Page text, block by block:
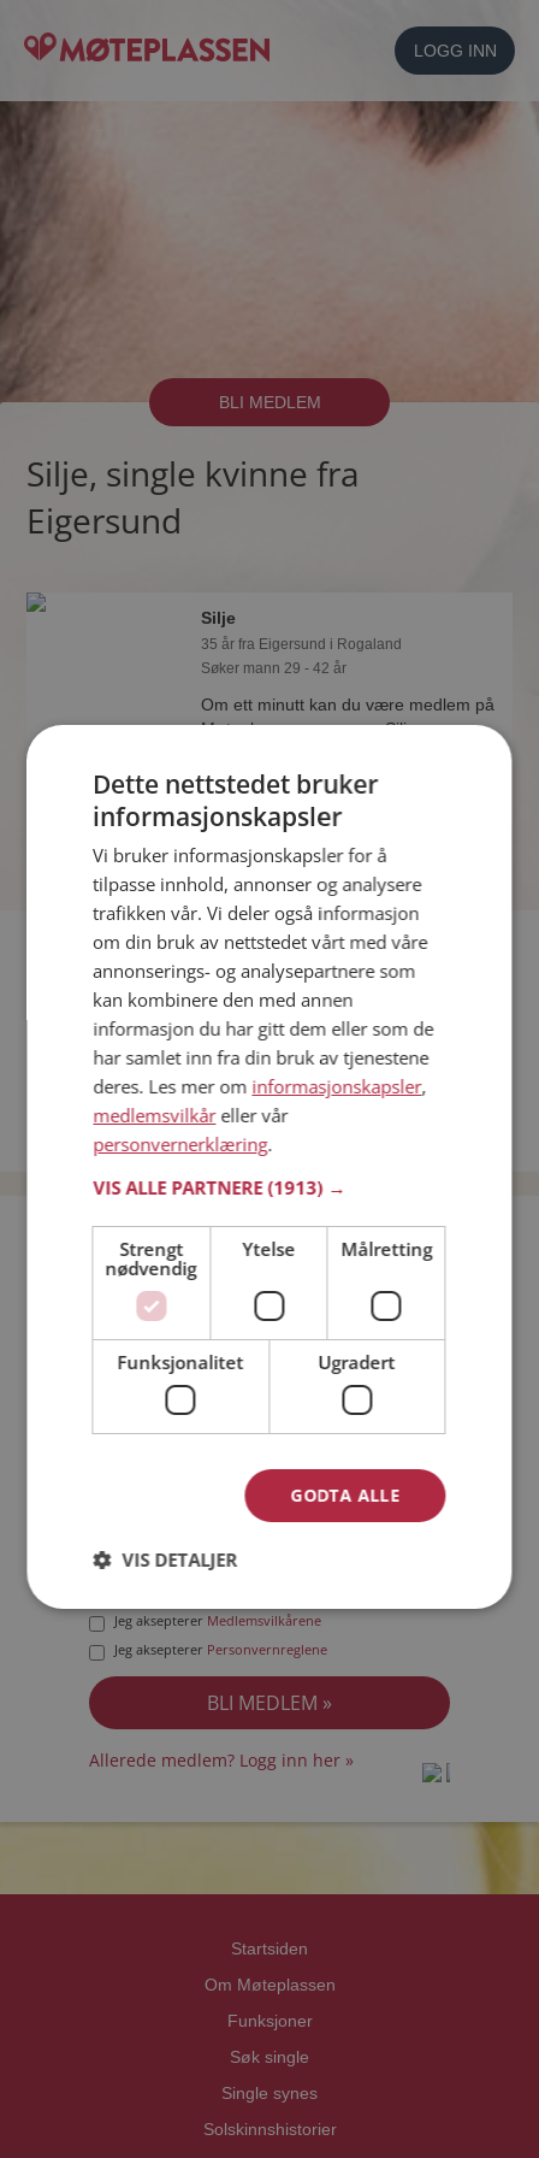
LOGG INN
BLI MEDLEM
Silje, single kvinne fra
Eigersund
Silje
35 år fra Eigersund i Rogaland
Søker mann 29 - 42 år
Om ett minutt kan du være medlem på
Møteplassen, og se om Silje er
lettere å finne kjærligheten på nettet!
Fler single
Flere singlekvinner fra Eigersund:Lillemor
Bli medlem gratis!
Jeg er en: Mann Kvinne
Min alder:
Jeg aksepterer Medlemsvilkårene
Jeg aksepterer Personvernreglene
Allerede medlem? Logg inn her »
Startsiden
Om Møteplassen
Funksjoner
Søk single
Single synes
Solskinnshistorier
Dette nettstedet bruker
informasjonskapsler
Vi bruker informasjonskapsler for å
tilpasse innhold, annonser og analysere
trafikken vår. Vi deler også informasjon
om din bruk av nettstedet vårt med våre
annonserings- og analysepartnere som
kan kombinere den med annen
informasjon du har gitt dem eller som de
har samlet inn fra din bruk av tjenestene
deres. Les mer om informasjonskapsler,
medlemsvilkåreller vår
personvernerklæring.
VIS ALLE PARTNERE(1913) →
Strengt
nødvendig
Ytelse Målretting
Funksjonalitet Ugradert
GODTA ALLE
VIS DETALJER